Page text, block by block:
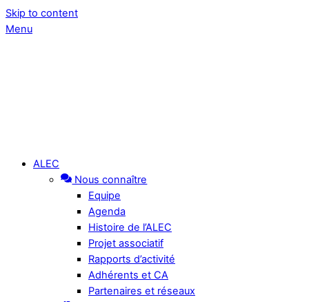
Skip to content
Menu
ALEC
Nous connaître
Equipe
Agenda
Histoire de l’ALEC
Projet associatif
Rapports d’activité
Adhérents et CA
Partenaires et réseaux